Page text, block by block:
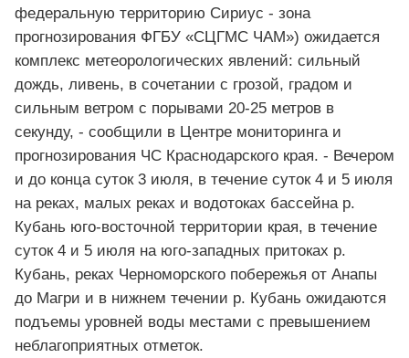
федеральную территорию Сириус - зона
прогнозирования ФГБУ «СЦГМС ЧАМ») ожидается
комплекс метеорологических явлений: сильный
дождь, ливень, в сочетании с грозой, градом и
сильным ветром с порывами 20-25 метров в
секунду, - сообщили в Центре мониторинга и
прогнозирования ЧС Краснодарского края. - Вечером
и до конца суток 3 июля, в течение суток 4 и 5 июля
на реках, малых реках и водотоках бассейна р.
Кубань юго-восточной территории края, в течение
суток 4 и 5 июля на юго-западных притоках р.
Кубань, реках Черноморского побережья от Анапы
до Магри и в нижнем течении р. Кубань ожидаются
подъемы уровней воды местами с превышением
неблагоприятных отметок.